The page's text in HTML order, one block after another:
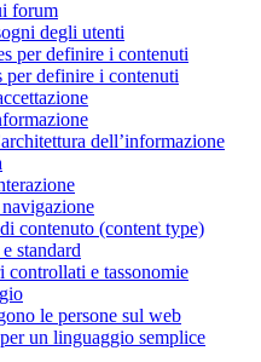
forum
degli utenti
per definire i contenuti
per definire i contenuti
dell’informazione
contenuto (content type)
standard
controllati e tassonomie
le persone sul web
un linguaggio semplice